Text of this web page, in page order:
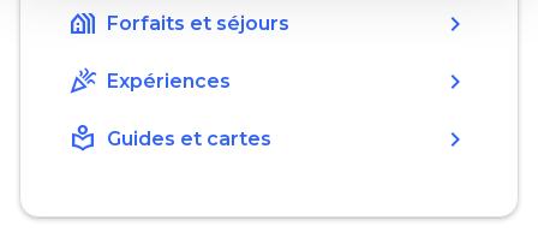
holiday_village Forfaits et séjours chevron_right
celebration Expériences chevron_right
local_library Guides et cartes chevron_right